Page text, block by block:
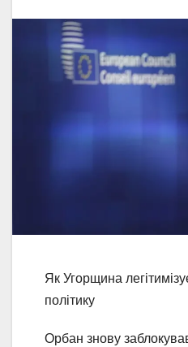
Як Угорщина
політику
Орбан знову